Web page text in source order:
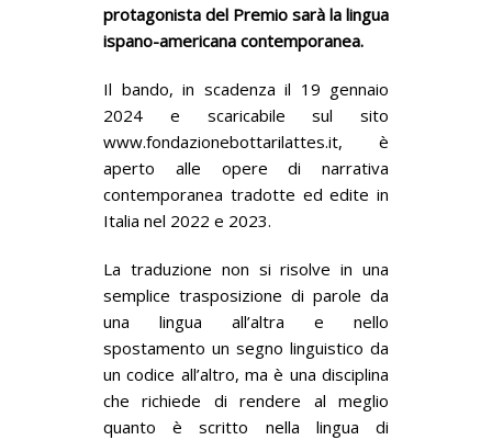
protagonista del Premio sarà la lingua
ispano-americana contemporanea.
Il bando, in scadenza il 19 gennaio
2024 e scaricabile sul sito
www.fondazionebottarilattes.it, è
aperto alle opere di narrativa
contemporanea tradotte ed edite in
Italia nel 2022 e 2023.
La traduzione non si risolve in una
semplice trasposizione di parole da
una lingua all’altra e nello
spostamento un segno linguistico da
un codice all’altro, ma è una disciplina
che richiede di rendere al meglio
quanto è scritto nella lingua di